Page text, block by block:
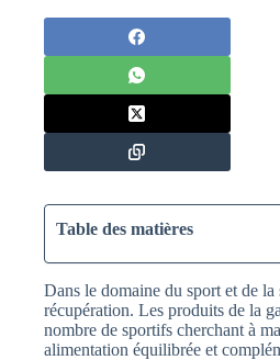
Table des matières
Dans le domaine du sport et de
récupération. Les produits de la
nombre de sportifs cherchant à
alimentation équilibrée et